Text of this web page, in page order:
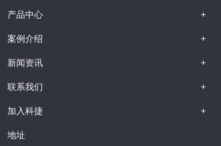
产品中心
案例介绍
新闻资讯
联系我们
加入科捷
地址